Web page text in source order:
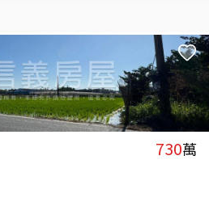
730萬